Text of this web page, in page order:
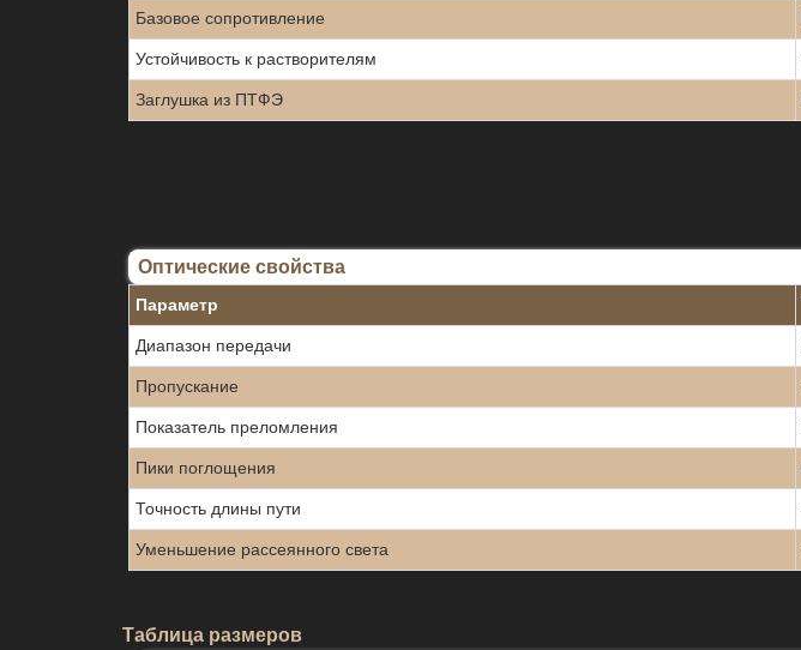
Базовое сопротивление
Устойчивость к растворителям
Заглушка из ПТФЭ
Оптические свойства
Параметр
Диапазон передачи
Пропускание
Показатель преломления
Пики поглощения
Точность длины пути
Уменьшение рассеянного света
Таблица размеров